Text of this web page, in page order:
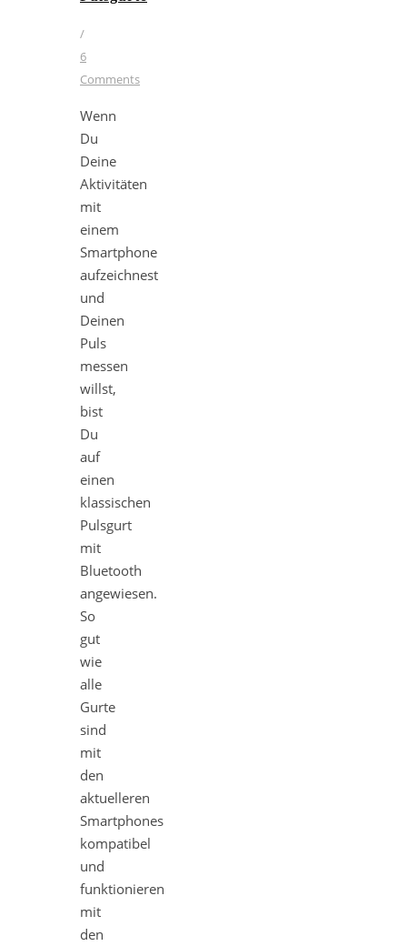
/
6
Comments
Wenn
Du
Deine
Aktivitäten
mit
einem
Smartphone
aufzeichnest
und
Deinen
Puls
messen
willst,
bist
Du
auf
einen
klassischen
Pulsgurt
mit
Bluetooth
angewiesen.
So
gut
wie
alle
Gurte
sind
mit
den
aktuelleren
Smartphones
kompatibel
und
funktionieren
mit
den